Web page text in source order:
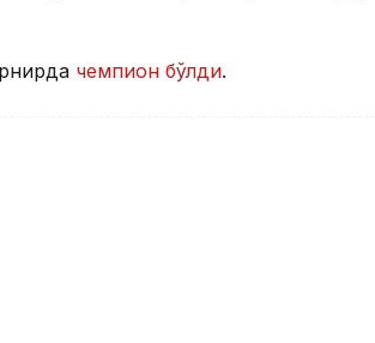
чемпион бўлди.